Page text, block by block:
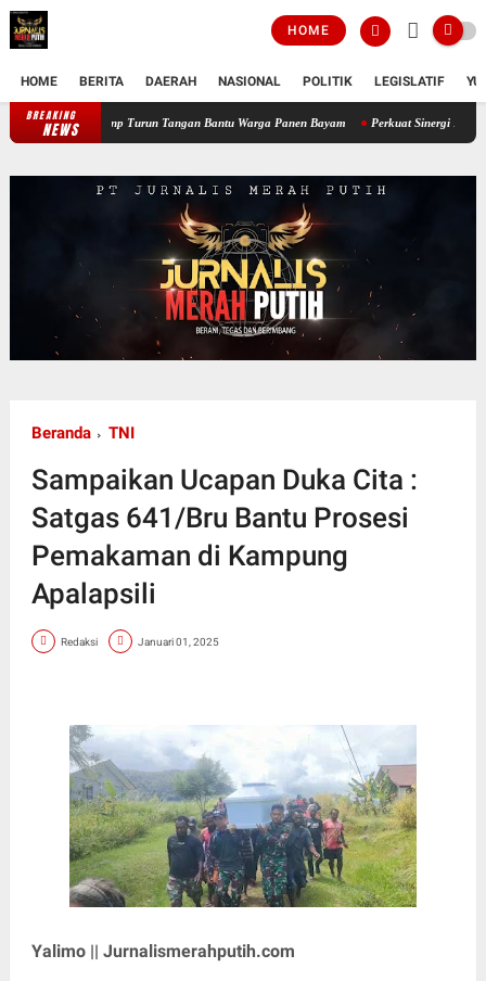
HOME
HOME BERITA DAERAH NASIONAL POLITIK LEGISLATIF
BREAKING
NEWS Perkuat Ketahanan Pangan Wilayah, Babinsa Koramil 12/Tnp Turun Tangan
Beranda TNI
Sampaikan Ucapan Duka Cita :
Satgas 641/Bru Bantu Prosesi
Pemakaman di Kampung
Apalapsili
Redaksi Januari 01, 2025
Yalimo || Jurnalismerahputih.com